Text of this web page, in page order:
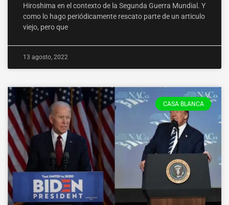
Hiroshima en el contexto de la Segunda Guerra Mundial. Y
como lo hago periódicamente rescato parte de un articulo
viejo, pero que
13 agosto, 2022
CASA BLANCA